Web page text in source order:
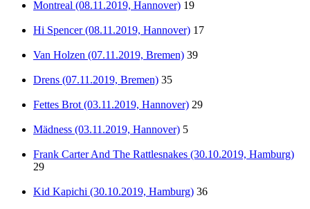
Montreal (08.11.2019, Hannover) 19
Hi Spencer (08.11.2019, Hannover) 17
Van Holzen (07.11.2019, Bremen) 39
Drens (07.11.2019, Bremen) 35
Fettes Brot (03.11.2019, Hannover) 29
Mädness (03.11.2019, Hannover) 5
Frank Carter And The Rattlesnakes (30.10.2019, Hamburg)
29
Kid Kapichi (30.10.2019, Hamburg) 36